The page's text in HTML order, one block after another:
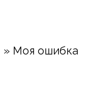
» Моя ошибка